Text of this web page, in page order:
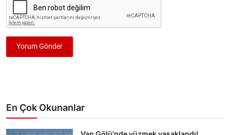
Yorum Gönder
En Çok Okunanlar